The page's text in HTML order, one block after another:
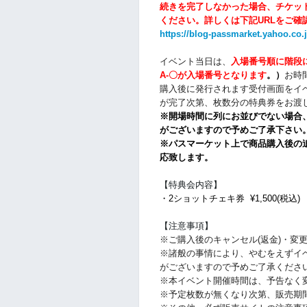
続きを完了しなかった場合、チケ
ください。 詳しくは下記URLをご確
https://blog-
イベント当日は、 入場番号順に階段
A-〇が入場番号となります。） お時
購入後に発行されます受付画面を
が完了次第、枚数分の特典券をお渡
※開場時間に列にお並びでない場合
がございますので予めご了承下さい
※パスマーケット上で商品購入後の
応致します。
【特典会内容】
・2ショットチェキ券 ¥1,500(税込)
【注意事項】
※ご購入後のキャンセル(返金)・変
※諸般の事情により、やむをえずイ
がございますので予めご了承くだ
※本イベント開催時間は、予告なく
※予定枚数が無くなり次第、販売期